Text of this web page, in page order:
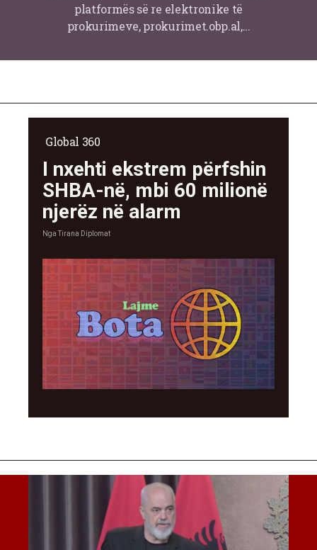
platformës së re elektronike të
prokurimeve, prokurimet.obp.al,…
Global 360
I nxehti ekstrem përfshin
SHBA-në, mbi 60 milionë
njerëz në alarm
NgaTirana Diplomat